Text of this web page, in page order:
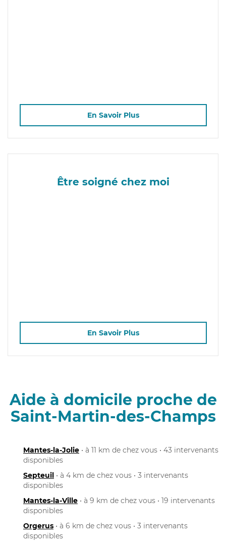
En Savoir Plus
Être soigné chez moi
En Savoir Plus
Aide à domicile proche de
Saint-Martin-des-Champs
Mantes-la-Jolie • à 11 km de chez vous • 43 intervenants
disponibles
Septeuil • à 4 km de chez vous • 3 intervenants
disponibles
Mantes-la-Ville • à 9 km de chez vous • 19 intervenants
disponibles
Orgerus • à 6 km de chez vous • 3 intervenants
disponibles